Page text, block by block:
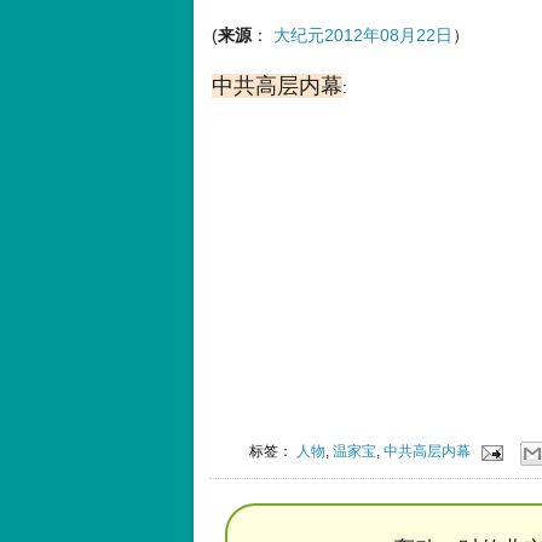
(来源 ： 大纪元2012年08月22日 ）
中共高层内幕:
标签： 人物 ,温家宝 ,中共高层内幕